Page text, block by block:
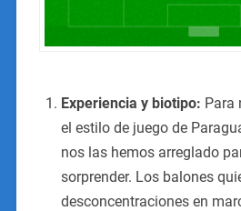
Experiencia y biotipo: Para
el estilo de juego de
nos las hemos arreglado
sorprender. Los balones
desconcentraciones en